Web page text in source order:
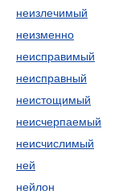
неизлечимый
неизменно
неисправимый
неисправный
неистощимый
неисчерпаемый
неисчислимый
ней
нейлон